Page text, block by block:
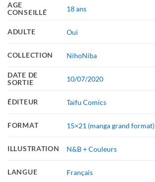
AGE
CONSEILLÉ
18 ans
ADULTE Oui
COLLECTION NihoNiba
DATE DE
SORTIE
10/07/2020
ÉDITEUR Taïfu Comics
FORMAT 15×21 (manga grand format)
ILLUSTRATION N&B + Couleurs
LANGUE Français